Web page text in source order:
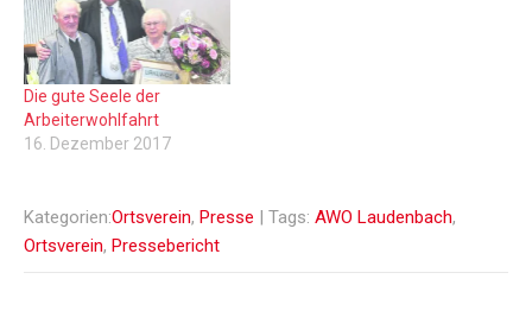
zum…
Die gute Seele der
Arbeiterwohlfahrt
16. Dezember 2017
Kategorien:Ortsverein, Presse | Tags: AWO Laudenbach,
Ortsverein, Pressebericht